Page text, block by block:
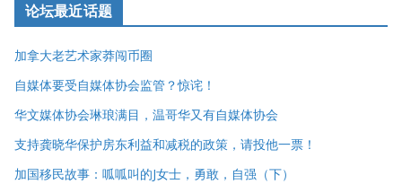
论坛最近话题
加拿大老艺术家莽闯币圈
自媒体要受自媒体协会监管？惊诧！
华文媒体协会琳琅满目，温哥华又有自媒体协会
支持龚晓华保护房东利益和减税的政策，请投他一票！
加国移民故事：呱呱叫的J女士，勇敢，自强（下）